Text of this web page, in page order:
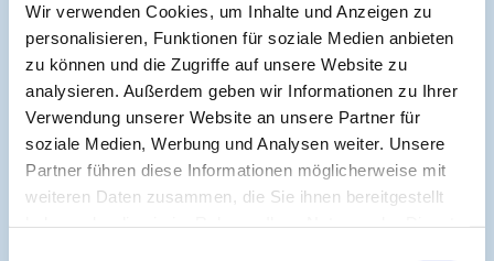
Wir verwenden Cookies, um Inhalte und Anzeigen zu
personalisieren, Funktionen für soziale Medien anbieten
zu können und die Zugriffe auf unsere Website zu
analysieren. Außerdem geben wir Informationen zu Ihrer
Verwendung unserer Website an unsere Partner für
soziale Medien, Werbung und Analysen weiter. Unsere
Partner führen diese Informationen möglicherweise mit
weiteren Daten zusammen, die Sie ihnen bereitgestellt
GynäkologieUpdate 1 Mütterliches Folat
und Cholin für die prä und postnatale
Kindesentwicklung relevanter denn je
Ernährung im Kleinkindalter
Lösungsansätze zur Verbesserung
GynäkologieUpdate 2 Mütterliches DHA
und Cholin für die prä und postnatale
Kindesentwicklung relevanter denn je